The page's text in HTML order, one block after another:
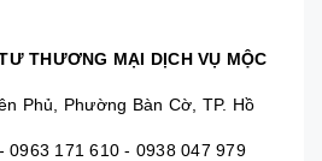
THƯƠNG MẠI DỊCH VỤ MỘC
Phủ, Phường Bàn Cờ, TP. Hồ
- 0963 171 610 - 0938 047 979